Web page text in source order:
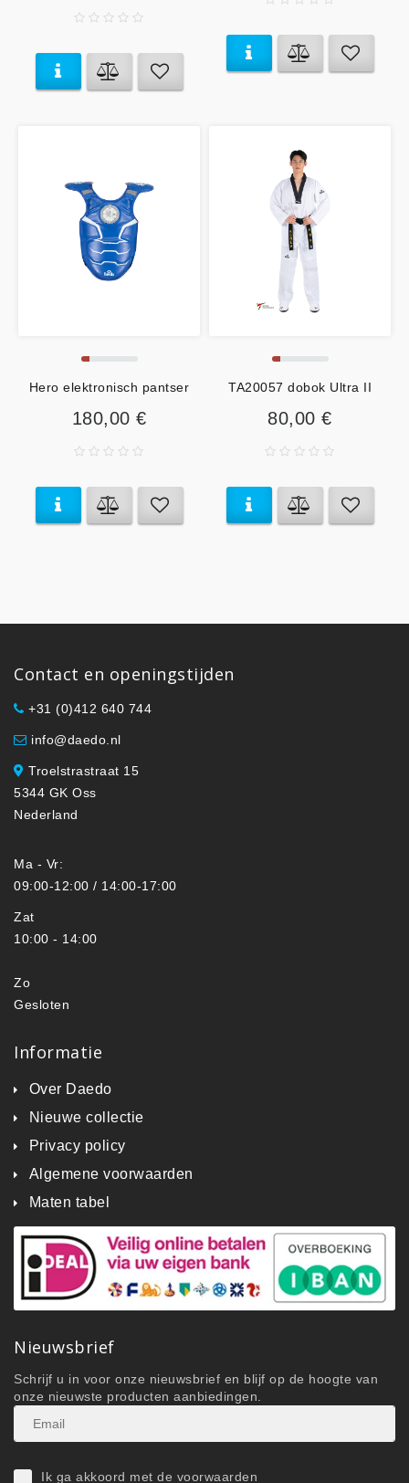
Hero elektronisch pantser
180,00 €
TA20057 dobok Ultra II
80,00 €
Contact en openingstijden
+31 (0)412 640 744
info@daedo.nl
Troelstrastraat 15
5344 GK Oss
Nederland
Ma - Vr:
09:00-12:00 / 14:00-17:00
Zat
10:00 - 14:00
Zo
Gesloten
Informatie
Over Daedo
Nieuwe collectie
Privacy policy
Algemene voorwaarden
Maten tabel
Nieuwsbrief
Schrijf u in voor onze nieuwsbrief en blijf op de hoogte van
onze nieuwste producten aanbiedingen.
Ik ga akkoord met de voorwaarden